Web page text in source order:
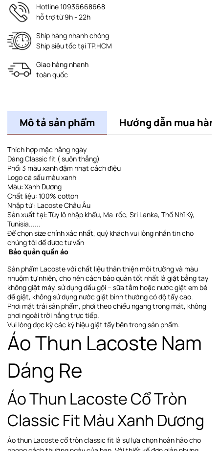
Hotline 10936668668
hỗ trợ từ 9h - 22h
Ship hàng nhanh chóng
Ship siêu tốc tại TP.HCM
Giao hàng nhanh
toàn quốc
Mô tả sản phẩm Hướng dẫn mua
Thích hợp mặc hằng ngày
Dáng Classic fit ( suôn thẳng)
Phối 3 màu xanh đậm nhạt cách điệu
Logo cá sấu màu xanh
Màu: Xanh Dương
Chất liệu: 100% cotton
Nhập từ : Lacoste Châu Âu
Sản xuất tại: Tùy lô nhập khẩu, Ma-rốc, Sri Lanka, Thổ Nhĩ Kỳ,
Tunisia......
Để chọn size chính xác nhất, quý khách vui lòng nhắn tin cho
chúng tôi để đươc tư vấn
Bảo quản quần áo
Sản phẩm Lacoste với chất liệu thân thiện môi trường và màu
nhuộm tự nhiên, cho nên cách bảo quản tốt nhất là giặt bằng tay
không giặt máy, sử dụng dầu gội – sữa tắm hoặc nước giặt em bé
để giặt, không sử dụng nước giặt bình thường có độ tẩy cao.
Phơi mặt trái sản phẩm, phơi theo chiều ngangtrong mát, không
phơi ngoài trời nắng trực tiếp.
Vui lòng đọc kỹ các ký hiệu giặt tẩy bên trong sản phẩm.
Áo Thun Lacoste Nam
Dáng Re
Áo Thun Lacoste Cổ Tròn
Classic Fit Màu Xanh Dương
Áo thun Lacoste cổ tròn classic fit là sự lựa chọn hoàn hảo cho